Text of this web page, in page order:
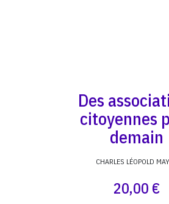
Des
citoyennes
demain
CHARLES LÉOPOLD
20,00 €